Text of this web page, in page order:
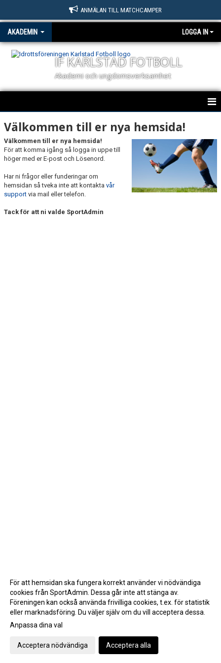
ANMÄLAN TILL MATCHCAMPER
AKADEMIN LOGGA IN
IF KARLSTAD FOTBOLL
Akademi och ungdomsverksamhet
HEM
NYHETER
KALENDER
REKRYTERING
Välkommen till er nya hemsida!
Välkommen till er nya hemsida!
För att komma igång så logga in uppe till
höger med er E-post och Lösenord.
Har ni frågor eller funderingar om
hemsidan så tveka inte att kontakta vår
support via mail eller telefon.
Tack för att ni valde SportAdmin
Gå till Webbversion
För att hemsidan ska fungera korrekt använder vi nödvändiga
cookies från SportAdmin. Dessa går inte att stänga av.
Föreningen kan också använda frivilliga cookies, t.ex. för statistik
eller marknadsföring. Du väljer själv om du vill acceptera dessa.
Anpassa dina val
Acceptera nödvändiga Acceptera alla